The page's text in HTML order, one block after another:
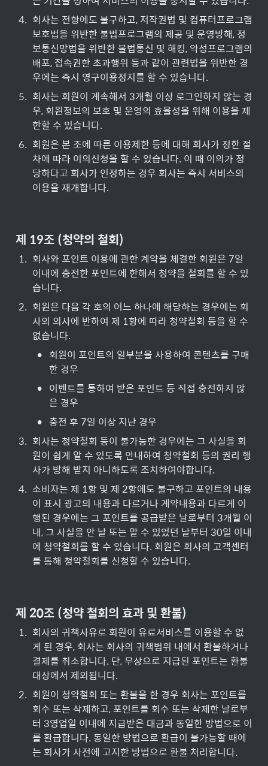
4. 회사는 전항에도 불구하고, 저작권법 및 컴퓨터프로그램
보호법을 위반한 불법프로그램의 제공 및 운영방해, 정
보통신망법을 위반한 불법통신 및 해킹, 악성프로그램의
배포, 접속권한 초과행위 등과 같이 관련법을 위반한 경
우에는 즉시 영구이용정지를 할 수 있습니다.
5. 회사는 회원이 계속해서 3개월 이상 로그인하지 않는 경
우, 회원정보의 보호 및 운영의 효율성을 위해 이용을 제
한할 수 있습니다.
6. 회원은 본 조에 따른 이용제한 등에 대해 회사가 정한 절
차에 따라 이의신청을 할 수 있습니다. 이 때 이의가 정
당하다고 회사가 인정하는 경우 회사는 즉시 서비스의
이용을 재개합니다.
제 19조 (청약의 철회)
1. 회사와 포인트 이용에 관한 계약을 체결한 회원은 7일
이내에 충전한 포인트에 한해서 청약을 철회를 할 수 있
습니다.
2. 회원은 다음 각 호의 어느 하나에 해당하는 경우에는 회
사의 의사에 반하여 제 1항에 따라 청약철회 등을 할 수
없습니다.
• 회원이 포인트의 일부분을 사용하여 콘텐츠를 구매
한 경우
• 이벤트를 통하여 받은 포인트 등 직접 충전하지 않
은 경우
• 충전 후 7일 이상 지난 경우
3. 회사는 청약철회 등이 불가능한 경우에는 그 사실을 회
원이 쉽게 알 수 있도록 안내하여 청약철회 등의 권리 행
사가 방해 받지 아니하도록 조치하여야합니다.
4. 소비자는 제 1항 및 제 2항에도 불구하고 포인트의 내용
이 표시 광고의 내용과 다르거나 계약내용과 다르게 이
행된 경우에는 그 포인트를 공급받은 날로부터 3개월 이
내, 그 사실을 안 날 또는 알 수 있었던 날부터 30일 이내
에 청약철회를 할 수 있습니다. 회원은 회사의 고객센터
를 통해 청약철회를 신청할 수 있습니다.
제 20조 (청약 철회의 효과 및 환불)
1. 회사의 귀책사유로 회원이 유료서비스를 이용할 수 없
게 된 경우, 회사는 회사의 귀책범위 내에서 환불하거나
결제를 취소합니다. 단, 무상으로 지급된 포인트는 환불
대상에서 제외됩니다.
2. 회원이 청약철회 또는 환불을 한 경우 회사는 포인트를
회수 또는 삭제하고, 포인트를 회수 또는 삭제한 날로부
터 3영업일 이내에 지급받은 대금과 동일한 방법으로 이
를 환급합니다. 동일한 방법으로 환급이 불가능할 때에
는 회사가 사전에 고지한 방법으로 환불 처리합니다.